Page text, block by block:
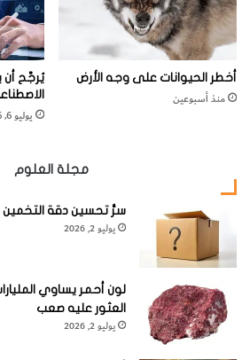
أخطر الحيوانات على وجه الأرض
منذ أسبوعين
يُرجَّح أن
يوليو 6, 2026
مجلة العلوم
سرُّ تحسين دقة التخمين
يوليو 2, 2026
لون أحمر يساوي
العثور عليه صعب
يوليو 2, 2026